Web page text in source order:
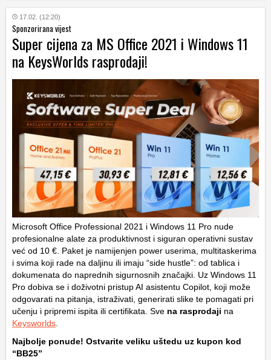
17.02. (12:20)
Sponzorirana vijest
Super cijena za MS Office 2021 i Windows 11
na KeysWorlds rasprodaji!
Microsoft Office Professional 2021 i Windows 11 Pro nude
profesionalne alate za produktivnost i siguran operativni sustav
već od 10 €. Paket je namijenjen power userima, multitaskerima
i svima koji rade na daljinu ili imaju “side hustle”: od tablica i
dokumenata do naprednih sigurnosnih značajki. Uz Windows 11
Pro dobiva se i doživotni pristup AI asistentu Copilot, koji može
odgovarati na pitanja, istraživati, generirati slike te pomagati pri
učenju i pripremi ispita ili certifikata. Sve na rasprodaji na
Keysworlds.
Najbolje ponude! Ostvarite veliku uštedu uz kupon kod
“BB25”